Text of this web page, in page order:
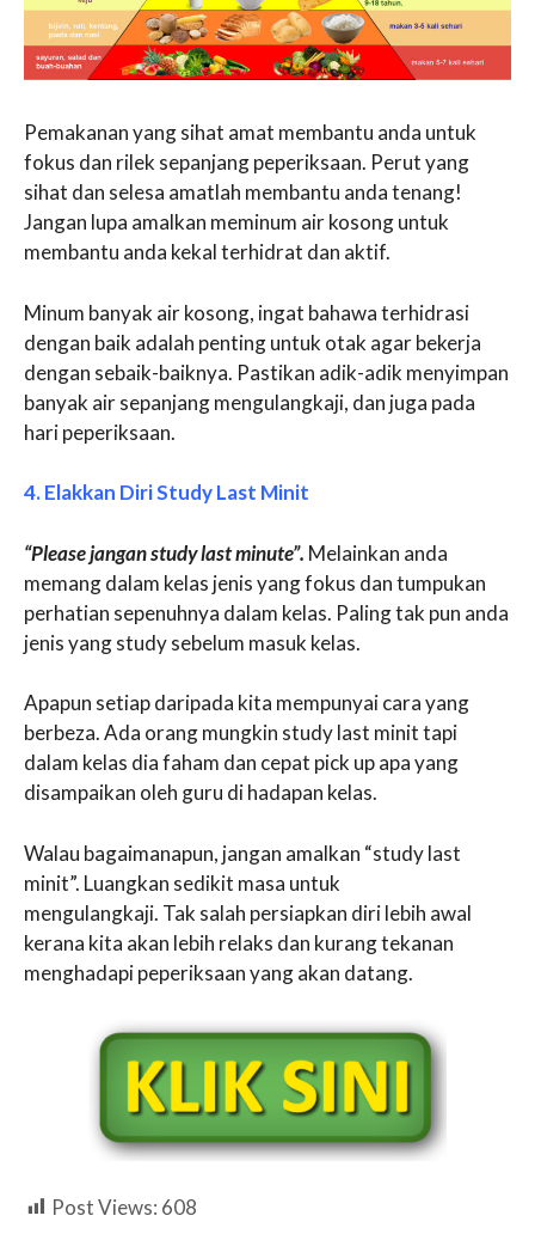
Pemakanan yang sihat amat membantu anda untuk
fokus dan rilek sepanjang peperiksaan. Perut yang
sihat dan selesa amatlah membantu anda tenang!
Jangan lupa amalkan meminum air kosong untuk
membantu anda kekal terhidrat dan aktif.
Minum banyak air kosong, ingat bahawa terhidrasi
dengan baik adalah penting untuk otak agar bekerja
dengan sebaik-baiknya. Pastikan adik-adik menyimpan
banyak air sepanjang mengulangkaji, dan juga pada
hari peperiksaan.
4. Elakkan Diri Study Last Minit
“Please jangan study last minute”. Melainkan anda
memang dalam kelas jenis yang fokus dan tumpukan
perhatian sepenuhnya dalam kelas. Paling tak pun anda
jenis yang study sebelum masuk kelas.
Apapun setiap daripada kita mempunyai cara yang
berbeza. Ada orang mungkin study last minit tapi
dalam kelas dia faham dan cepat pick up apa yang
disampaikan oleh guru di hadapan kelas.
Walau bagaimanapun, jangan amalkan “study last
minit”. Luangkan sedikit masa untuk
mengulangkaji. Tak salah persiapkan diri lebih awal
kerana kita akan lebih relaks dan kurang tekanan
menghadapi peperiksaan yang akan datang.
Post Views: 608